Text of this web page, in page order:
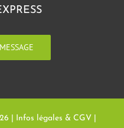
| Infos légales & CGV|